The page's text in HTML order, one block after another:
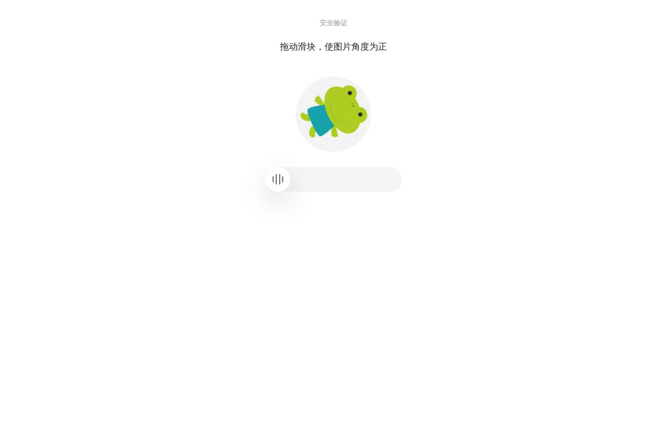
安全验证
拖动滑块，使图片角度为正